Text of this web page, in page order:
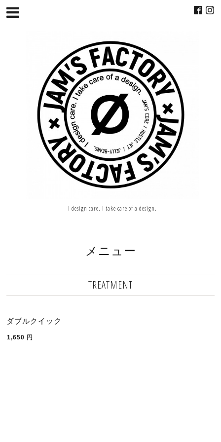
I design care. I take care of a design.
メニュー
TREATMENT
ダブルクイック
1,650 円